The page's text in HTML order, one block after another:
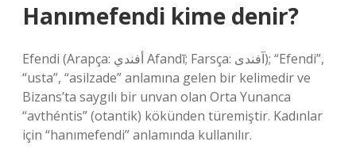
Hanımefendi kime denir?
Efendi (Arapça: أفندي Afandī; Farsça: آفندی‎); “Efendi”,
“usta”, “asilzade” anlamına gelen bir kelimedir ve
Bizans’ta saygılı bir unvan olan Orta Yunanca
“avthéntis” (otantik) kökünden türemiştir. Kadınlar
için “hanımefendi” anlamında kullanılır.